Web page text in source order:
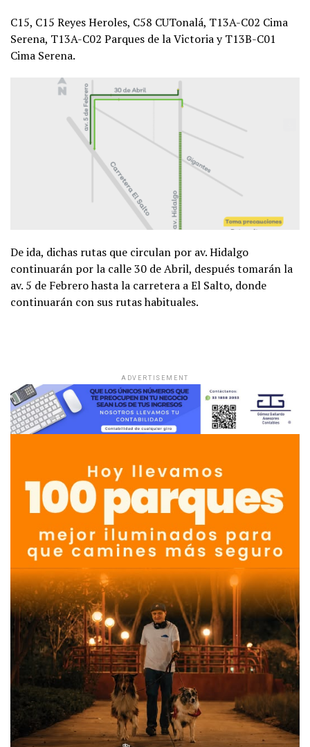
C15, C15 Reyes Heroles, C58 CUTonalá, T13A-C02 Cima
Serena, T13A-C02 Parques de la Victoria y T13B-C01
Cima Serena.
De ida, dichas rutas que circulan por av. Hidalgo
continuarán por la calle 30 de Abril, después tomarán la
av. 5 de Febrero hasta la carretera a El Salto, donde
continuarán con sus rutas habituales.
ADVERTISEMENT